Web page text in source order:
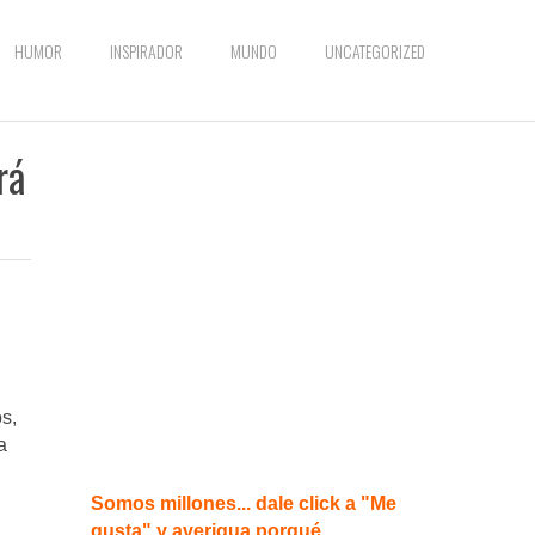
HUMOR INSPIRADOR MUNDO UNCATEGORIZED
Somos millones... dale click a "Me
gusta" y averigua porqué